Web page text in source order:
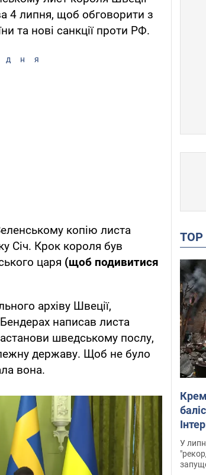
4 липня, щоб обговорити з
та нові санкції проти РФ.
дня
копію листа
Січ. Крок короля був
царя (щоб подивитися
архіву Швеції,
написав листа
шведському послу,
державу. Щоб не було
вона.
У